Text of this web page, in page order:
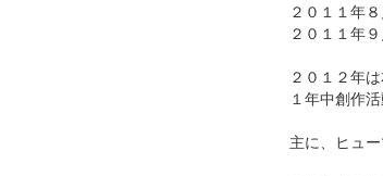
２０１１年
２０１１年
２０１２年
１年中創作
主に、ヒュ